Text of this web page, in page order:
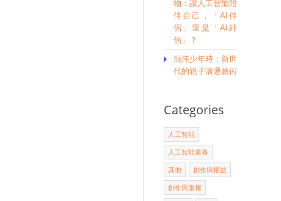
物：讓人工智能陪
伴自己，「AI伴
侶」還是「AI絆
侶」？
混沌少年時：新世
代的親子溝通藝術
Categories
人工智能
人工智能素養
其他 創作與權益
創作與版權